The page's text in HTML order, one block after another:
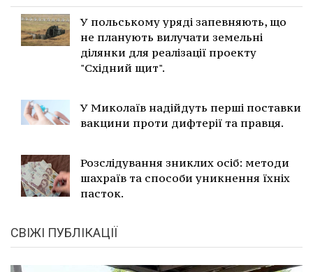
У польському уряді запевняють, що
не планують вилучати земельні
ділянки для реалізації проекту
"Східний щит".
У Миколаїв надійдуть перші поставки
вакцини проти дифтерії та правця.
Розслідування зниклих осіб: методи
шахраїв та способи уникнення їхніх
пасток.
СВІЖІ ПУБЛІКАЦІЇ